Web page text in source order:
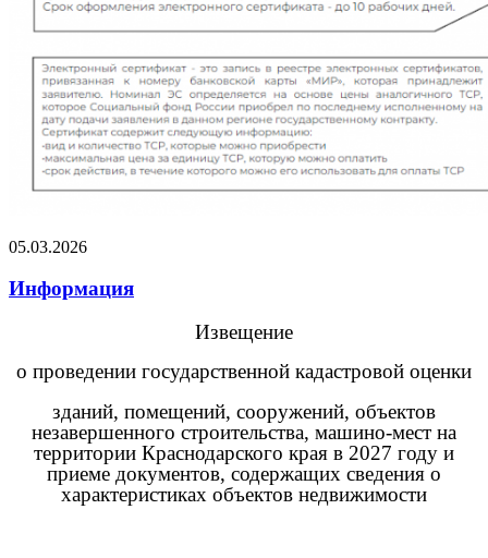
05.03.2026
Информация
Извещение
о проведении государственной кадастровой оценки
зданий, помещений, сооружений, объектов
незавершенного строительства, машино-мест на
территории Краснодарского края в 2027 году и
приеме документов, содержащих сведения о
характеристиках объектов недвижимости